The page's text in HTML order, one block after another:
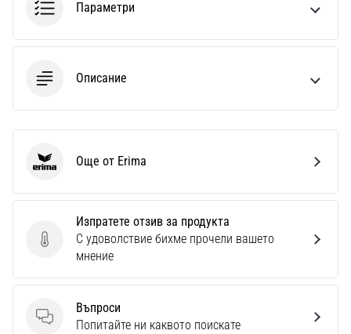
Параметри
Описание
Изпратете отзив за продукта
Изпратете отзив за продукта
С удоволствие бихме прочели вашето
мнение
Въпроси
Въпроси
Попитайте ни каквото поискате
Erima Още от Erima